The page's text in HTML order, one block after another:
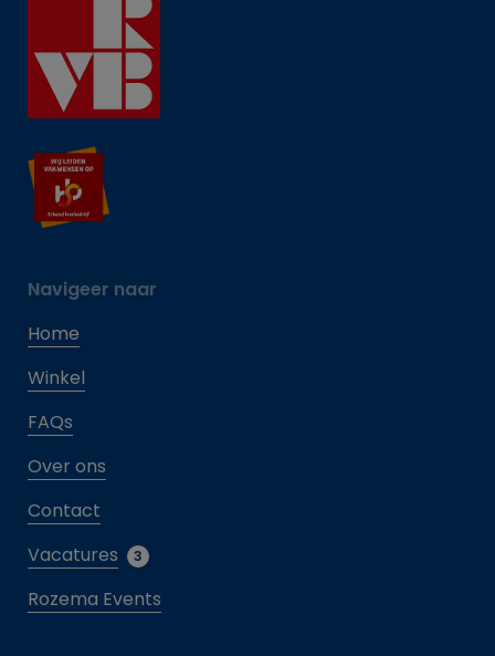
Navigeer naar
Home
Winkel
FAQs
Over ons
Contact
Vacatures
3
Rozema Events